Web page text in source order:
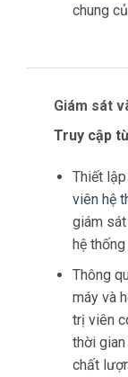
chung
Giám sát
Truy cập
Thiết lập
viên hệ
giám
hệ
Thông
máy và
trị viên
thời
chất